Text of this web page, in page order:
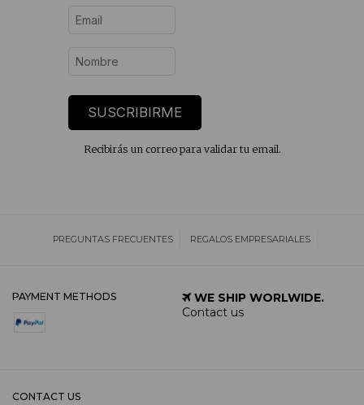
SUSCRIBIRME
Recibirás un correo para validar tu email.
PREGUNTAS FRECUENTES REGALOS EMPRESARIALES
PAYMENT METHODS
WE SHIP WORLWIDE.
Contact us
CONTACT US